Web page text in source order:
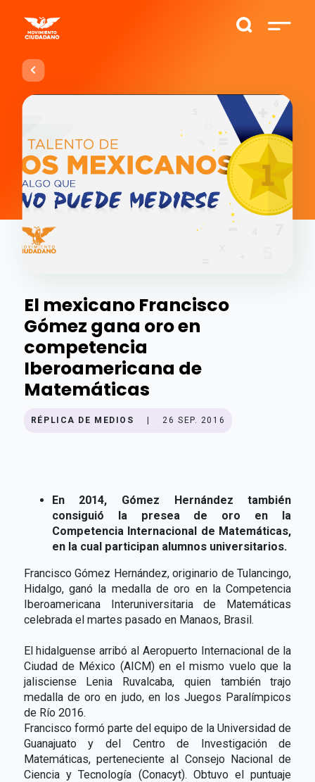
El mexicano Francisco
Gómez gana oro en
competencia
Iberoamericana de
Matemáticas
RÉPLICA DE MEDIOS 26 SEP. 2016
En 2014, Gómez Hernández también
consiguió la presea de oro en la
Competencia Internacional de Matemáticas,
en la cual participan alumnos universitarios.
Francisco Gómez Hernández, originario de Tulancingo,
Hidalgo, ganó la medalla de oro en la Competencia
Iberoamericana Interuniversitaria de Matemáticas
celebrada el martes pasado en Manaos, Brasil.
El hidalguense arribó al Aeropuerto Internacional de la
Ciudad de México (AICM) en el mismo vuelo que la
jalisciense Lenia Ruvalcaba, quien también trajo
medalla de oro en judo, en los Juegos Paralímpicos
de Río 2016.
Francisco formó parte del equipo de la Universidad de
Guanajuato y del Centro de Investigación de
Matemáticas, perteneciente al Consejo Nacional de
Ciencia y Tecnología (Conacyt). Obtuvo el puntuaje